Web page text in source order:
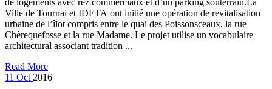
Ville de Tournai et IDETA ont initié une opération de revitalisation
urbaine de l’îlot compris entre le quai des Poissonsceaux, la rue
Chèrequefosse et la rue Madame. Le projet utilise un vocabulaire
architectural associant tradition ...
Read More
11 Oct 2016